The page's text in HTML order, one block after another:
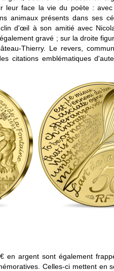
leur face la vie du poète :
animaux présents dans ses
d'œil à son amitié avec
gravé ; sur la droite
Thierry. Le revers,
citations emblématiques
en argent sont également
Celles-ci mettent en